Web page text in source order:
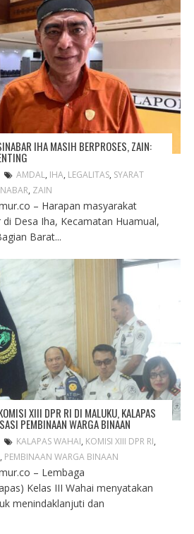
IHA MASIH BERPROSES, ZAIN:
AMDAL, IHA, LEGALITAS, SYARAT
, ZAIN
– Harapan masyarakat
Desa Iha, Kecamatan Huamual,
Barat...
XIII DPR RI DI MALUKU, KALAPAS
PEMBINAAN WARGA BINAAN
KALAPAS WAHAI, KOMISI XIII DPR RI,
, PEMBINAAN WARGA BINAAN
– Lembaga
Kelas III Wahai menyatakan
menindaklanjuti dan